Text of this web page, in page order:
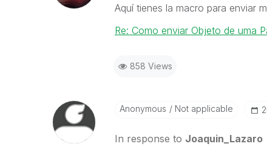
Aquí tienes la macro para enviar
Re: Como enviar Objeto de uma
858 Views
Anonymous Not applicable
In response to Joaquin_Lazaro